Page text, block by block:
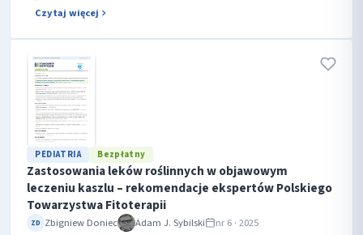
Czytaj więcej
PEDIATRIA Bezpłatny
Zastosowania leków roślinnych w objawowym
leczeniu kaszlu – rekomendacje ekspertów Polskiego
Towarzystwa Fitoterapii
ZD Zbigniew Doniec Adam J. Sybilski
nr 6 · 2025